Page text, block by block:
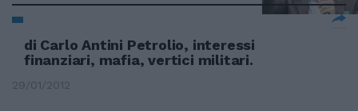
di Carlo Antini Petrolio, interessi
finanziari, mafia, vertici militari.
29/01/2012